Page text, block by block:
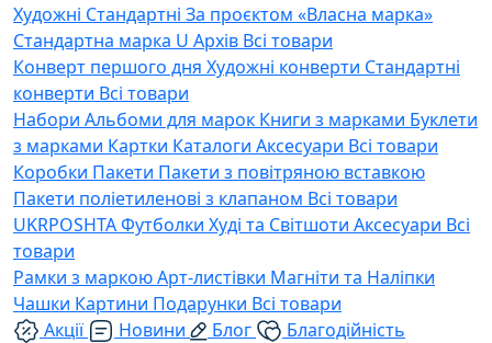
Художні Стандартні За проєктом «Власна марка»
Стандартна марка U Архів Всі товари
Конверт першого дня Художні конверти Стандартні
конверти Всі товари
Набори Альбоми для марок Книги з марками Буклети
з марками Картки Каталоги Аксесуари Всі товари
Коробки Пакети Пакети з повітряною вставкою
Пакети поліетиленові з клапаном Всі товари
UKRPOSHTAФутболки Худі та Світшоти Аксесуари Всі
товари
Рамки з маркоюАрт-листівки Магніти та Наліпки
Чашки Картини Подарунки Всі товари
Акції
Новини Блог
Благодійність